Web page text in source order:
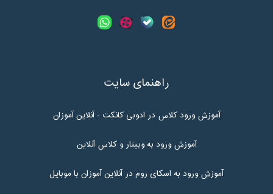
راهنمای سایت
آموزش ورود کلاس در ادوبی کانکت - آنلاین آموزان
آموزش ورود به وبینار و کلاس آنلاین
آموزش ورود به اسکای روم در آنلاین آموزان با موبایل